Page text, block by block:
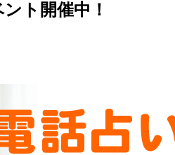
ト開催中！